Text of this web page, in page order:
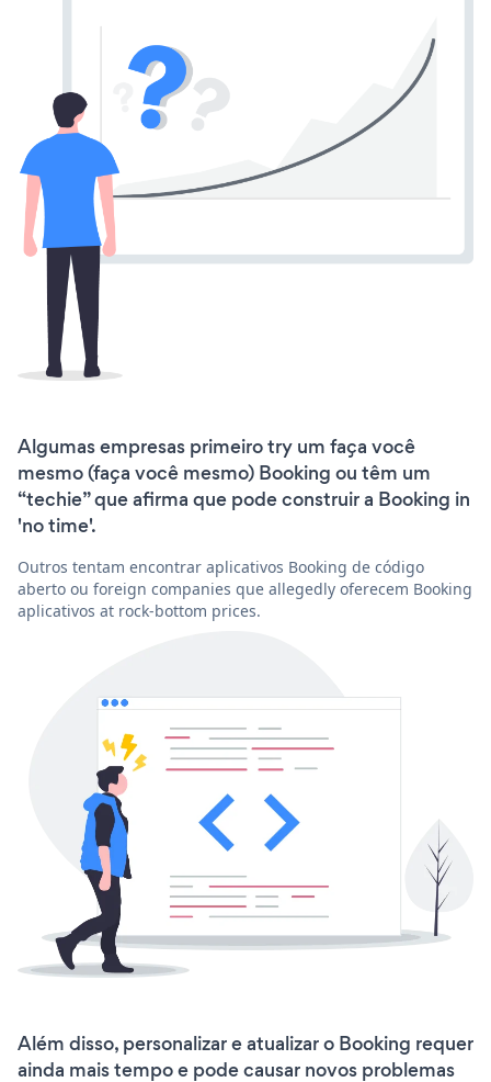
Algumas empresas primeiro try um faça você
mesmo (faça você mesmo) Booking ou têm um
“techie” que afirma que pode construir a Booking in
'no time'.
Outros tentam encontrar aplicativos Booking de código
aberto ou foreign companies que allegedly oferecem Booking
aplicativos at rock-bottom prices.
Além disso, personalizar e atualizar o Booking requer
ainda mais tempo e pode causar novos problemas